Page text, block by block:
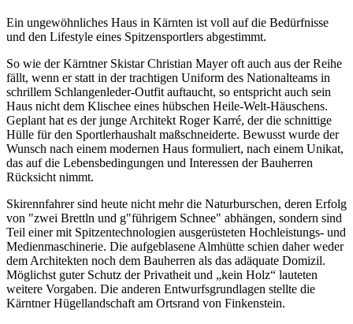
Ein ungewöhnliches Haus in Kärnten ist voll auf die Bedürfnisse
und den Lifestyle eines Spitzensportlers abgestimmt.
So wie der Kärntner Skistar Christian Mayer oft auch aus der Reihe
fällt, wenn er statt in der trachtigen Uniform des Nationalteams in
schrillem Schlangenleder-Outfit auftaucht, so entspricht auch sein
Haus nicht dem Klischee eines hübschen Heile-Welt-Häuschens.
Geplant hat es der junge Architekt Roger Karré, der die schnittige
Hülle für den Sportlerhaushalt maßschneiderte. Bewusst wurde der
Wunsch nach einem modernen Haus formuliert, nach einem Unikat,
das auf die Lebensbedingungen und Interessen der Bauherren
Rücksicht nimmt.
Skirennfahrer sind heute nicht mehr die Naturburschen, deren Erfolg
von "zwei Brettln und g"führigem Schnee" abhängen, sondern sind
Teil einer mit Spitzentechnologien ausgerüsteten Hochleistungs- und
Medienmaschinerie. Die aufgeblasene Almhütte schien daher weder
dem Architekten noch dem Bauherren als das adäquate Domizil.
Möglichst guter Schutz der Privatheit und „kein Holz“ lauteten
weitere Vorgaben. Die anderen Entwurfsgrundlagen stellte die
Kärntner Hügellandschaft am Ortsrand von Finkenstein.